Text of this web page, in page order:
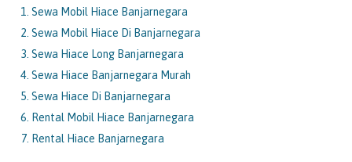
Sewa Mobil Hiace Banjarnegara
Sewa Mobil Hiace Di Banjarnegara
Sewa Hiace Long Banjarnegara
Sewa Hiace Banjarnegara Murah
Sewa Hiace Di Banjarnegara
Rental Mobil Hiace Banjarnegara
Rental Hiace Banjarnegara